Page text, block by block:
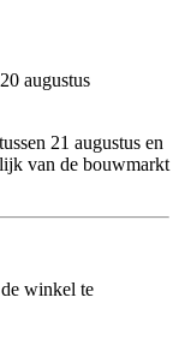
augustus
21 augustus en
van de bouwmarkt
winkel te